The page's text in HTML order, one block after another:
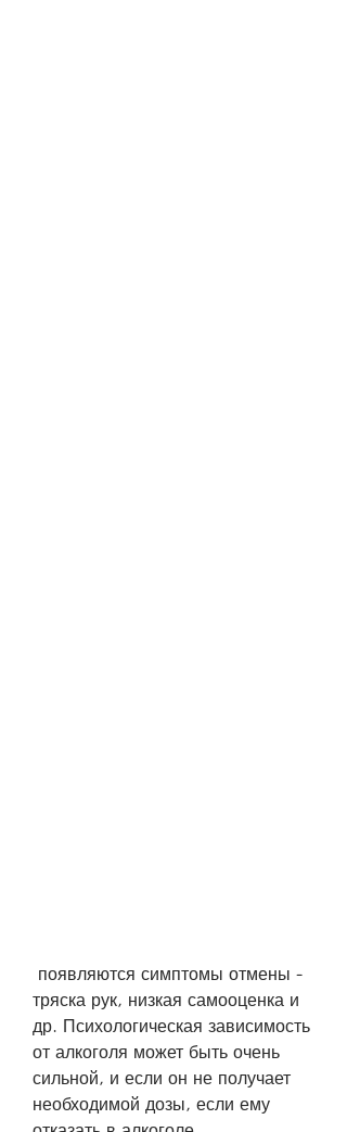
тряска рук, низкая самооценка и
др. Психологическая зависимость
от алкоголя может быть очень
сильной, и если он не получает
необходимой дозы, если ему